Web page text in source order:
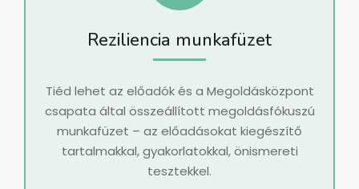
Reziliencia munkafüzet
Tiéd lehet az előadók és a Megoldásközpont
csapata által összeállított megoldásfókuszú
munkafüzet – az előadásokat kiegészítő
tartalmakkal, gyakorlatokkal, önismereti
tesztekkel.